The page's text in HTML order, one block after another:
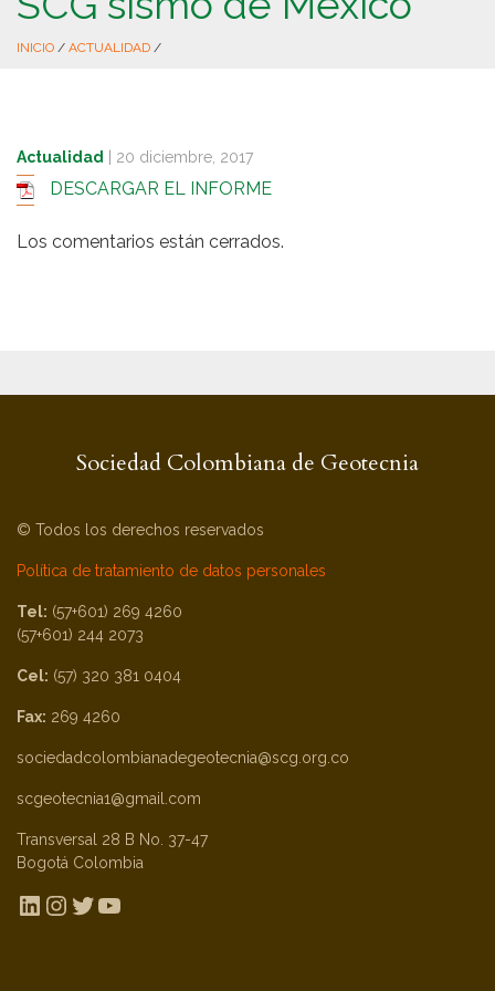
INICIO / ACTUALIDAD /
Actualidad 20 diciembre, 2017
DESCARGAR EL INFORME
Los comentarios están cerrados.
Sociedad Colombiana de Geotecnia
© Todos los derechos reservados
Política de tratamiento de datos personales
Tel: (57+601) 269 4260
(57+601) 244 2073
Cel: (57) 320 381 0404
Fax: 269 4260
sociedadcolombianadegeotecnia@scg.org.co
scgeotecnia1@gmail.com
Transversal 28 B No. 37-47
Bogotá Colombia
LinkedIn
Instagram
Twitter
YouTube